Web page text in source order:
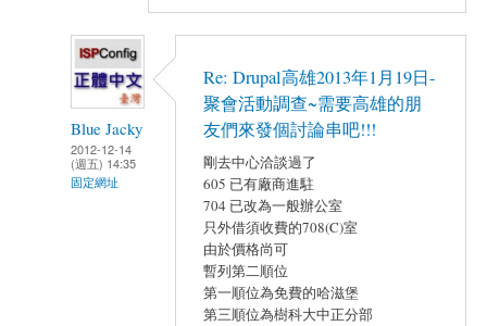
Blue Jacky
2012-12-14
(週五) 14:35
固定網址
Re: Drupal高雄2013年1月19日-
聚會活動調查~需要高雄的朋
友們來發個討論串吧!!!
剛去中心洽談過了
605 已有廠商進駐
704 已改為一般辦公室
只外借須收費的708(C)室
由於價格尚可
暫列第二順位
第一順位為免費的哈滋堡
第三順位為樹科大中正分部